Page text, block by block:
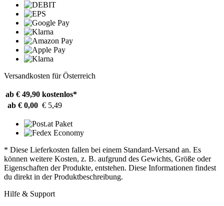
Versandkosten für Österreich
ab € 49,90 kostenlos*
ab € 0,00 € 5,49
* Diese Lieferkosten fallen bei einem Standard-Versand an. Es
können weitere Kosten, z. B. aufgrund des Gewichts, Größe oder
Eigenschaften der Produkte, entstehen. Diese Informationen findest
du direkt in der Produktbeschreibung.
Hilfe & Support